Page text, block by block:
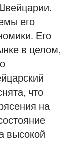
его
Его
в целом,
что
на
высокой